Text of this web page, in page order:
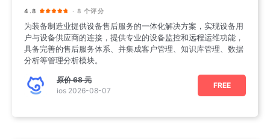
4.8 · 8 个评分
为装备制造业提供设备售后服务的一体化解决方案，实现设备用
户与设备供应商的连接，提供专业的设备监控和远程运维功能，
具备完善的售后服务体系、并集成客户管理、知识库管理、数据
分析等管理分析模块。
原价68 元
ios 2026-08-07
FREE